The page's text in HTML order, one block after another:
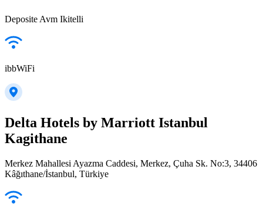
Deposite Avm Ikitelli
ibbWiFi
Delta Hotels by Marriott Istanbul
Kagithane
Merkez Mahallesi Ayazma Caddesi, Merkez, Çuha Sk. No:3, 34406
Kâğıthane/İstanbul, Türkiye